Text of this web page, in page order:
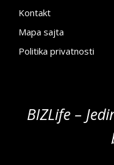
Kontakt
Mapa sajta
Politika privatnosti
BIZLife –